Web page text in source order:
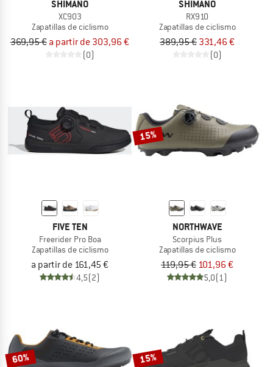
SHIMANO
XC903
Zapatillas de ciclismo
369,95 € a partir de 303,96 €
(0)
SHIMANO
RX910
Zapatillas de ciclismo
389,95 € 331,46 €
(0)
FIVE TEN
Freerider Pro Boa
Zapatillas de ciclismo
a partir de 161,45 €
4,5(2)
15%
NORTHWAVE
Scorpius Plus
Zapatillas de ciclismo
119,95 € 101,96 €
5,0(1)
60% 15%